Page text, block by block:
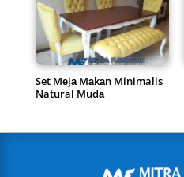
Set Mеjа Mаkаn Minimalis
Natural Mudа